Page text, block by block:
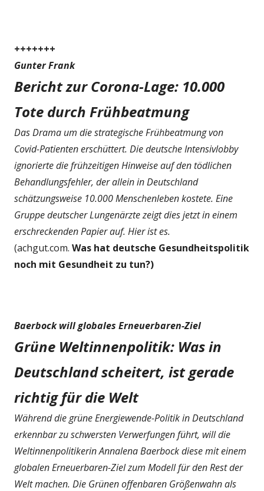
+++++++
Gunter Frank
Bericht zur Corona-Lage: 10.000
Tote durch Frühbeatmung
Das Drama um die strategische Frühbeatmung von
Covid-Patienten erschüttert. Die deutsche Intensivlobby
ignorierte die frühzeitigen Hinweise auf den tödlichen
Behandlungsfehler, der allein in Deutschland
schätzungsweise 10.000 Menschenleben kostete. Eine
Gruppe deutscher Lungenärzte zeigt dies jetzt in einem
erschreckenden Papier auf. Hier ist es.
(achgut.com. Was hat deutsche Gesundheitspolitik
noch mit Gesundheit zu tun?)
Baerbock will globales Erneuerbaren-Ziel
Grüne Weltinnenpolitik: Was in
Deutschland scheitert, ist gerade
richtig für die Welt
Während die grüne Energiewende-Politik in Deutschland
erkennbar zu schwersten Verwerfungen führt, will die
Weltinnenpolitikerin Annalena Baerbock diese mit einem
globalen Erneuerbaren-Ziel zum Modell für den Rest der
Welt machen. Die Grünen offenbaren Größenwahn als